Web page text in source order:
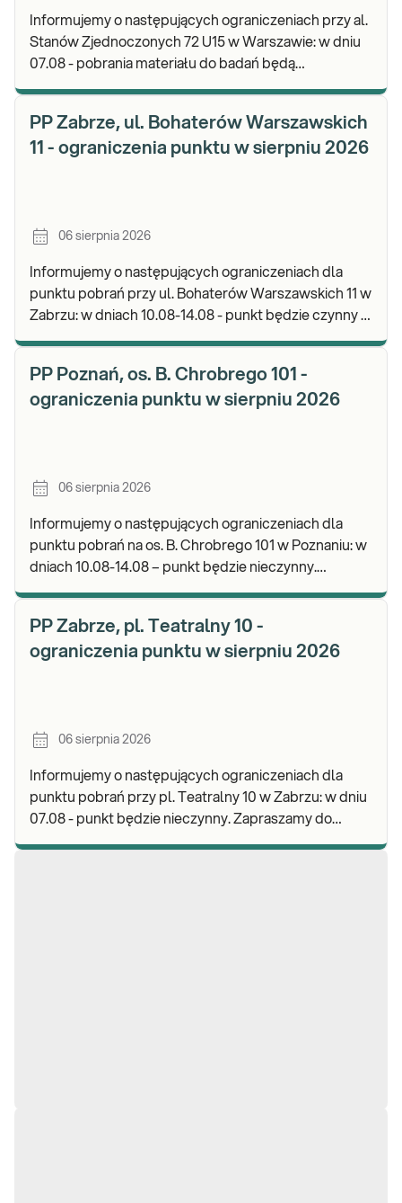
Informujemy o następujących ograniczeniach przy al.
Stanów Zjednoczonych 72 U15 w Warszawie: w dniu
07.08 - pobrania materiału do badań będą
PP Zabrze, ul. Bohaterów Warszawskich
11 - ograniczenia punktu w sierpniu 2026
06 sierpnia 2026
Informujemy o następujących ograniczeniach dla
punktu pobrań przy ul. Bohaterów Warszawskich 11 w
Zabrzu: w dniach 10.08-14.08 - punkt będzie czynny w
PP Poznań, os. B. Chrobrego 101 -
ograniczenia punktu w sierpniu 2026
06 sierpnia 2026
Informujemy o następujących ograniczeniach dla
punktu pobrań na os. B. Chrobrego 101 w Poznaniu: w
dniach 10.08-14.08 – punkt będzie nieczynny.
PP Zabrze, pl. Teatralny 10 -
ograniczenia punktu w sierpniu 2026
06 sierpnia 2026
Informujemy o następujących ograniczeniach dla
punktu pobrań przy pl. Teatralny 10 w Zabrzu: w dniu
07.08 - punkt będzie nieczynny. Zapraszamy do